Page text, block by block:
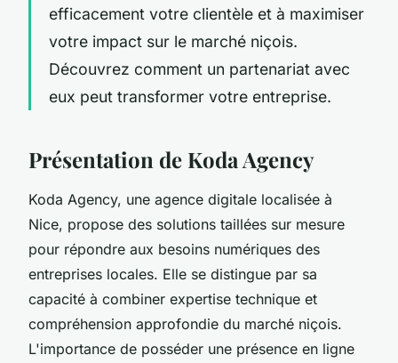
efficacement votre clientèle et à maximiser
votre impact sur le marché niçois.
Découvrez comment un partenariat avec
eux peut transformer votre entreprise.
Présentation de Koda Agency
Koda Agency, une agence digitale localisée à
Nice, propose des solutions taillées sur mesure
pour répondre aux besoins numériques des
entreprises locales. Elle se distingue par sa
capacité à combiner expertise technique et
compréhension approfondie du marché niçois.
L'importance de posséder une présence en ligne